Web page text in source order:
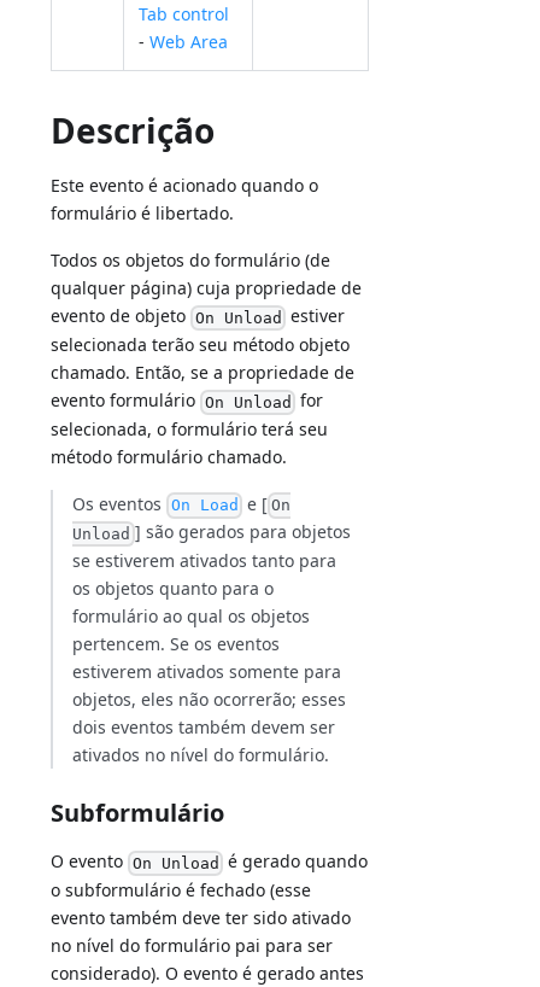
Tab control
-Web Area
Descrição
Este evento é acionado quando o
formulário é libertado.
Todos os objetos do formulário (de
qualquer página) cuja propriedade de
evento de objeto On Unload estiver
selecionada terão seu método objeto
chamado. Então, se a propriedade de
evento formulário On Unload for
selecionada, o formulário terá seu
método formulário chamado.
Os eventos On Load e [ On
Unload ] são gerados para objetos
se estiverem ativados tanto para
os objetos quanto para o
formulário ao qual os objetos
pertencem. Se os eventos
estiverem ativados somente para
objetos, eles não ocorrerão; esses
dois eventos também devem ser
ativados no nível do formulário.
Subformulário
O evento On Unload é gerado quando
o subformulário é fechado (esse
evento também deve ter sido ativado
no nível do formulário pai para ser
considerado). O evento é gerado antes